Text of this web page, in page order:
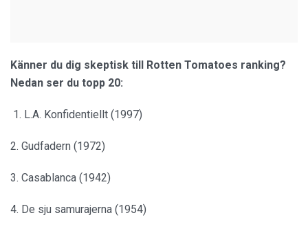
Känner du dig skeptisk till Rotten Tomatoes ranking?
Nedan ser du topp 20:
1. L.A. Konfidentiellt (1997)
2. Gudfadern (1972)
3. Casablanca (1942)
4. De sju samurajerna (1954)